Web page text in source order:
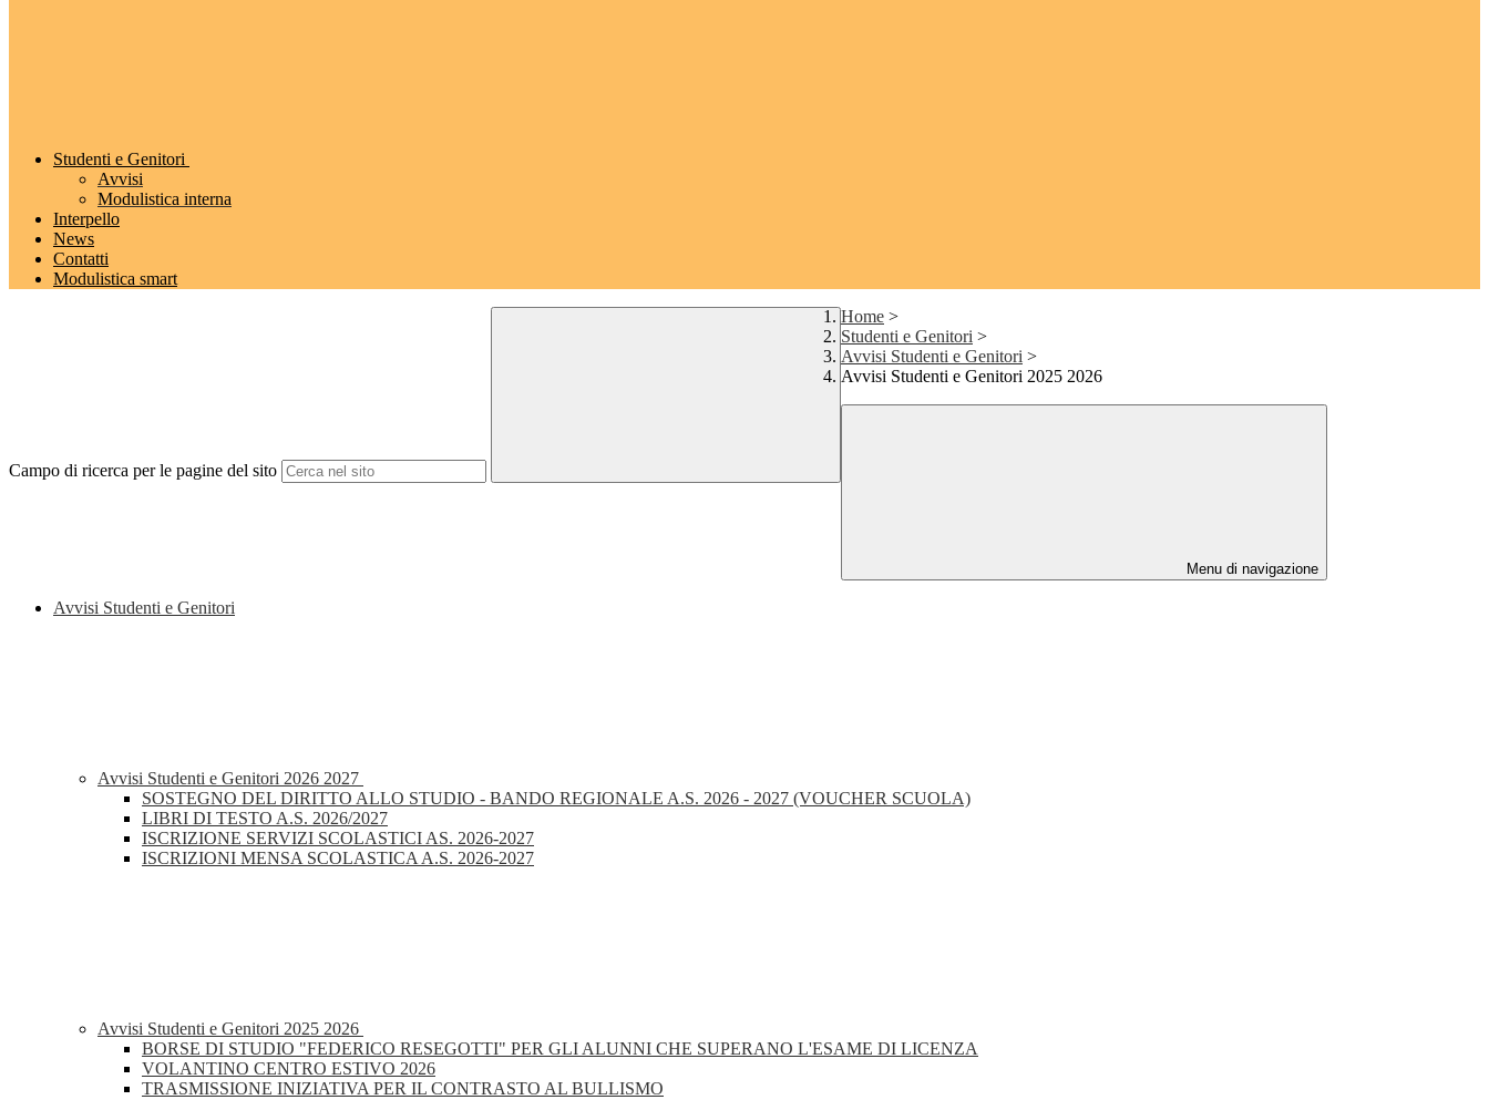
Studenti e Genitori
Avvisi
Modulistica interna
Interpello
News
Contatti
Modulistica smart
Campo di ricerca per le pagine del sito
Home >
Studenti e Genitori >
Avvisi Studenti e Genitori >
Avvisi Studenti e Genitori 2025 2026
Menu di navigazione
Avvisi Studenti e Genitori
Avvisi Studenti e Genitori 2026 2027
SOSTEGNO DEL DIRITTO ALLO STUDIO - BANDO REGIONALE A.S. 2026 - 2027 (VOUCHER SCUOLA)
LIBRI DI TESTO A.S. 2026/2027
ISCRIZIONE SERVIZI SCOLASTICI AS. 2026-2027
ISCRIZIONI MENSA SCOLASTICA A.S. 2026-2027
Avvisi Studenti e Genitori 2025 2026
BORSE DI STUDIO "FEDERICO RESEGOTTI" PER GLI ALUNNI CHE SUPERANO L'ESAME DI LICENZA
VOLANTINO CENTRO ESTIVO 2026
TRASMISSIONE INIZIATIVA PER IL CONTRASTO AL BULLISMO